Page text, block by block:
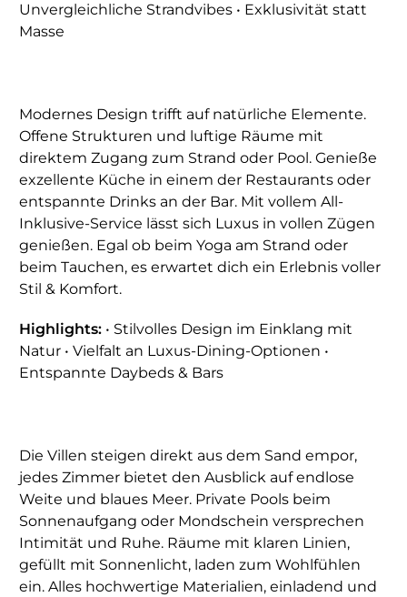
Unvergleichliche Strandvibes • Exklusivität statt
Masse
Modernes Design trifft auf natürliche Elemente.
Offene Strukturen und luftige Räume mit
direktem Zugang zum Strand oder Pool. Genieße
exzellente Küche in einem der Restaurants oder
entspannte Drinks an der Bar. Mit vollem All-
Inklusive-Service lässt sich Luxus in vollen Zügen
genießen. Egal ob beim Yoga am Strand oder
beim Tauchen, es erwartet dich ein Erlebnis voller
Stil & Komfort.
Highlights: • Stilvolles Design im Einklang mit
Natur • Vielfalt an Luxus-Dining-Optionen •
Entspannte Daybeds & Bars
Die Villen steigen direkt aus dem Sand empor,
jedes Zimmer bietet den Ausblick auf endlose
Weite und blaues Meer. Private Pools beim
Sonnenaufgang oder Mondschein versprechen
Intimität und Ruhe. Räume mit klaren Linien,
gefüllt mit Sonnenlicht, laden zum Wohlfühlen
ein. Alles hochwertige Materialien, einladend und